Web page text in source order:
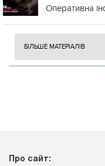
Оперативна
БІЛЬШЕ МАТЕРІАЛІВ
Про сайт: